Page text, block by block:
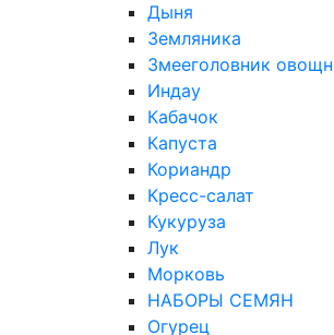
Дыня
Земляника
Змееголовник
Индау
Кабачок
Капуста
Кориандр
Кресс-салат
Кукуруза
Лук
Морковь
НАБОРЫ СЕМЯН
Огурец